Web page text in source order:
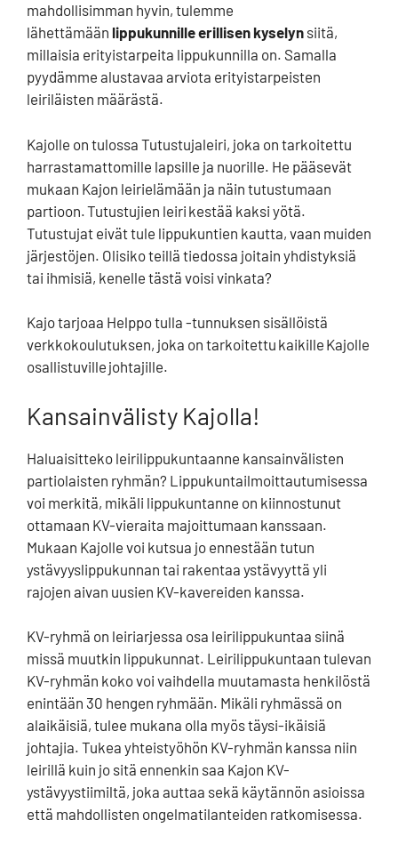
mahdollisimman hyvin, tulemme
lähettämään lippukunnille erillisen kyselyn siitä,
millaisia erityistarpeita lippukunnilla on. Samalla
pyydämme alustavaa arviota erityistarpeisten
leiriläisten määrästä.
Kajolle on tulossa Tutustujaleiri, joka on tarkoitettu
harrastamattomille lapsille ja nuorille. He pääsevät
mukaan Kajon leirielämään ja näin tutustumaan
partioon. Tutustujien leiri kestää kaksi yötä.
Tutustujat eivät tule lippukuntien kautta, vaan muiden
järjestöjen. Olisiko teillä tiedossa joitain yhdistyksiä
tai ihmisiä, kenelle tästä voisi vinkata?
Kajo tarjoaa Helppo tulla -tunnuksen sisällöistä
verkkokoulutuksen, joka on tarkoitettu kaikille Kajolle
osallistuville johtajille.
Kansainvälisty Kajolla!
Haluaisitteko leirilippukuntaanne kansainvälisten
partiolaisten ryhmän? Lippukuntailmoittautumisessa
voi merkitä, mikäli lippukuntanne on kiinnostunut
ottamaan KV-vieraita majoittumaan kanssaan.
Mukaan Kajolle voi kutsua jo ennestään tutun
ystävyyslippukunnan tai rakentaa ystävyyttä yli
rajojen aivan uusien KV-kavereiden kanssa.
KV-ryhmä on leiriarjessa osa leirilippukuntaa siinä
missä muutkin lippukunnat. Leirilippukuntaan tulevan
KV-ryhmän koko voi vaihdella muutamasta henkilöstä
enintään 30 hengen ryhmään. Mikäli ryhmässä on
alaikäisiä, tulee mukana olla myös täysi-ikäisiä
johtajia. Tukea yhteistyöhön KV-ryhmän kanssa niin
leirillä kuin jo sitä ennenkin saa Kajon KV-
ystävyystiimiltä, joka auttaa sekä käytännön asioissa
että mahdollisten ongelmatilanteiden ratkomisessa.